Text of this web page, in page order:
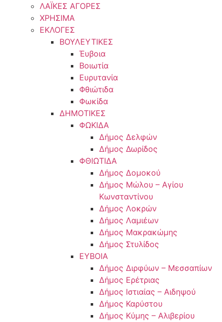
ΛΑΪΚΕΣ ΑΓΟΡΕΣ
ΧΡΗΣΙΜΑ
ΕΚΛΟΓΕΣ
ΒΟΥΛΕΥΤΙΚΕΣ
Έυβοια
Βοιωτία
Ευρυτανία
Φθιώτιδα
Φωκίδα
ΔΗΜΟΤΙΚΕΣ
ΦΩΚΙΔΑ
Δήμος Δελφών
Δήμος Δωρίδος
ΦΘΙΩΤΙΔΑ
Δήμος Δομοκού
Δήμος Μώλου – Αγίου
Κωνσταντίνου
Δήμος Λοκρών
Δήμος Λαμιέων
Δήμος Μακρακώμης
Δήμος Στυλίδος
ΕΥΒΟΙΑ
Δήμος Διρφύων – Μεσσαπίων
Δήμος Ερέτριας
Δήμος Ιστιαίας – Αιδηψού
Δήμος Καρύστου
Δήμος Κύμης – Αλιβερίου